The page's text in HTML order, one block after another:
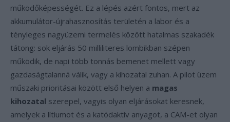
működőképességét. Ez a lépés azért fontos, mert az
akkumulátor-újrahasznosítás területén a labor és a
tényleges nagyüzemi termelés között hatalmas szakadék
tátong: sok eljárás 50 milliliteres lombikban szépen
működik, de napi több tonnás bemenet mellett vagy
gazdaságtalanná válik, vagy a kihozatal zuhan. A pilot üzem
műszaki prioritásai között első helyen a magas
kihozatal szerepel, vagyis olyan eljárásokat keresnek,
amelyek a lítiumot és a katódaktív anyagot, a CAM-et olyan